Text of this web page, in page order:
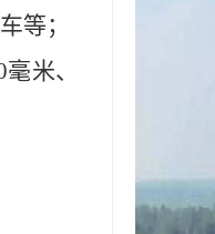
等；
米、